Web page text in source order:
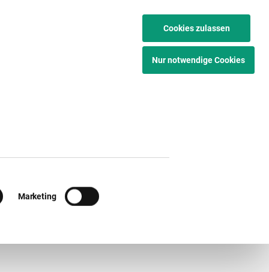
Marketing
Cookies zulassen
Nur notwendige Cookies
IT EN